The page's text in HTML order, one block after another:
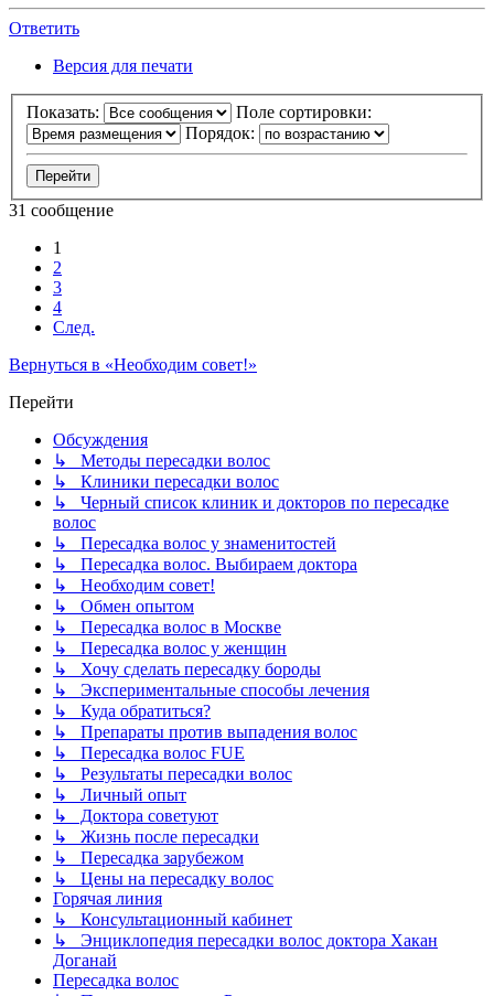
Ответить
Версия для печати
Показать:
Поле сортировки:
Порядок:
31 сообщение
1
2
3
4
След.
Вернуться в «Необходим совет!»
Перейти
Обсуждения
↳ Методы пересадки волос
↳ Клиники пересадки волос
↳ Черный список клиник и докторов по пересадке
волос
↳ Пересадка волос у знаменитостей
↳ Пересадка волос. Выбираем доктора
↳ Необходим совет!
↳ Обмен опытом
↳ Пересадка волос в Москве
↳ Пересадка волос у женщин
↳ Хочу сделать пересадку бороды
↳ Экспериментальные способы лечения
↳ Куда обратиться?
↳ Препараты против выпадения волос
↳ Пересадка волос FUE
↳ Результаты пересадки волос
↳ Личный опыт
↳ Доктора советуют
↳ Жизнь после пересадки
↳ Пересадка зарубежом
↳ Цены на пересадку волос
Горячая линия
↳ Консультационный кабинет
↳ Энциклопедия пересадки волос доктора Хакан
Доганай
Пересадка волос